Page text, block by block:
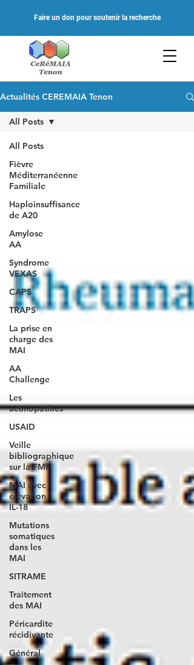
Faire un don pour soutenir la recherche
Actualités CEREMAIA Tenon
All Posts
Fièvre
Méditerranéenne
Familiale
Haploinsuffisance
de A20
Amylose
AA
Syndrome
VEXAS
CAPS
TRAPS
La prise en
charge des
MAI
AA
Challenge
Les
actinopathies
USAID
Veille
bibliographique
sur la FMF
MAI avec
élévation
IL-18
Mutations
somatiques
dans les
MAI
SITRAME
Traitement
des MAI
Péricardite
récidivante
Général
All Posts